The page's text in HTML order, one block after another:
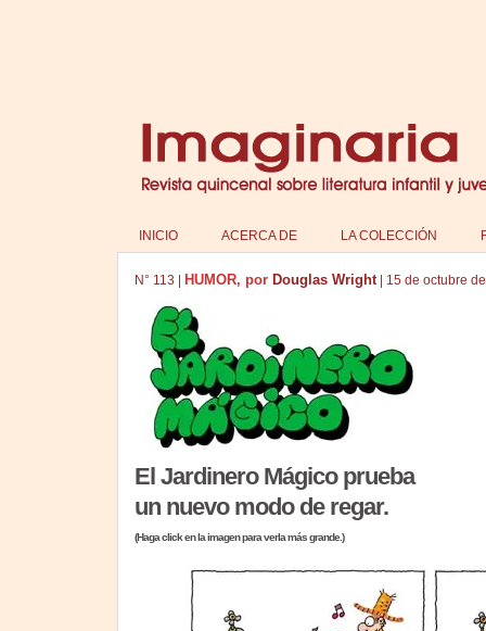
INICIO ACERCA DE LA COLECCIÓN
N° 113 HUMOR, por Douglas Wright 15 de octubre
El Jardinero Mágico prueba
un nuevo modo de regar.
(Haga click en la imagen para verla más grande.)